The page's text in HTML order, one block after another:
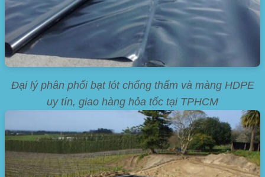
Đại lý phân phối bạt lót chống thấm và màng HDPE
uy tín, giao hàng hỏa tốc tại TPHCM